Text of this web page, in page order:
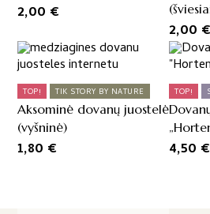
2,00 €
2,00 €
TOP! TIK STORY BY NATURE
Aksominė dovanų juostelė
(vyšninė)
1,80 €
TOP!
4,50 €
This
product
has
The
options